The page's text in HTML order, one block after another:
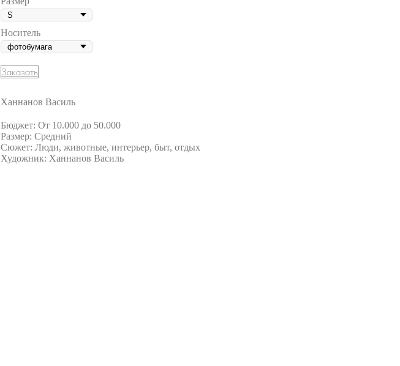
Носитель
Заказать
Ханнанов Василь
Бюджет: От 10.000 до 50.000
Размер: Средний
Сюжет: Люди, животные, интерьер, быт, отдых
Художник: Ханнанов Василь